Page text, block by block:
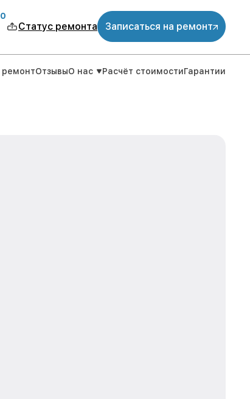
Статус ремонта Записаться на ремонт
ОтзывыО нас Расчёт стоимостиГарантии